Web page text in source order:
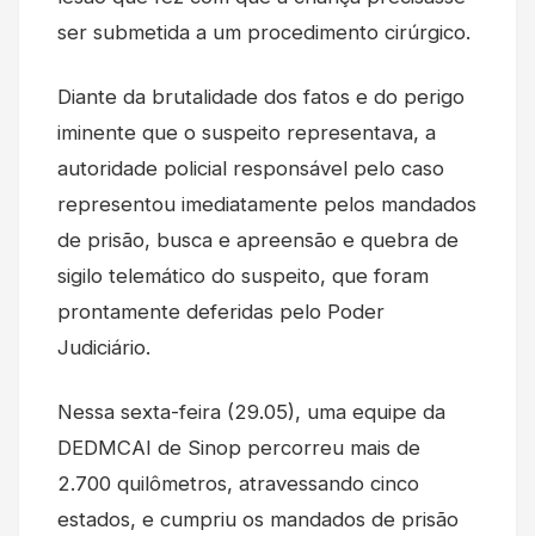
ser submetida a um procedimento cirúrgico.
Diante da brutalidade dos fatos e do perigo
iminente que o suspeito representava, a
autoridade policial responsável pelo caso
representou imediatamente pelos mandados
de prisão, busca e apreensão e quebra de
sigilo telemático do suspeito, que foram
prontamente deferidas pelo Poder
Judiciário.
Nessa sexta-feira (29.05), uma equipe da
DEDMCAI de Sinop percorreu mais de
2.700 quilômetros, atravessando cinco
estados, e cumpriu os mandados de prisão